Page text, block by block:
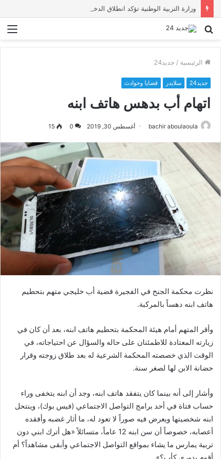
بحث
الرئيسية / جديد24
جديد24 سلايدر قضايا وحوادث
اتهام أب بدهس هاتف ابنه
bachir aboulaoula أغسطس 30, 2019 0
15
نظرت محكمة الجنح في الفجيرة قضية أب خليجي متهم بتحطيم
هاتف ابنه دهساً بالمركبة.
وأقر المتهم أمام هيئة المحكمة بتحطيم هاتف ابنه، بعد أن كان في
زيارته المعتادة للاطمئنان على حاله والسؤال عن احتياجاته، في
الوقت الذي خصصته المحكمة الشرعية له بعد طلاق زوجته وقرار
حضانة الابن لها لصغر سنة.
وأشار إلى أنه بينما كان يتفقد هاتف ابنه، وجد أن ابنه يتخفى وراء
حساب فتاة في أحد برامج التواصل الاجتماعي (فيس بوك)، وينتحل
ابنه شخصيتها ويعرض فيه صوراً لا تعود له، ما أثار غضبه وأفقده
أعصابه، خصوصاً أن سن ابنه 12 عاماً، متسائلاً «هل أترك ابني دون
تربية يمارس ما يشاء بمواقع التواصل الاجتماعي وأبقى مشاهداً؟ أم